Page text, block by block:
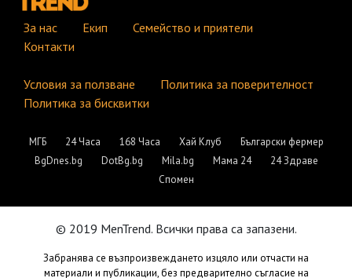
За нас Екип
Семейство и приятели
Контакти
Условия за ползване
Политика за поверителност
Политика за бисквитки
МГБ 24 Часа 168 Часа Хай Клуб
Български фермер
BgDnes.bg
DotBg.bg Mila.bg Мама 24
24 Здраве
Спомен
© 2019 MenTrend. Всички права са запазени.
Забранява се възпроизвеждането изцяло или отчасти на
материали и публикации, без предварително съгласие на